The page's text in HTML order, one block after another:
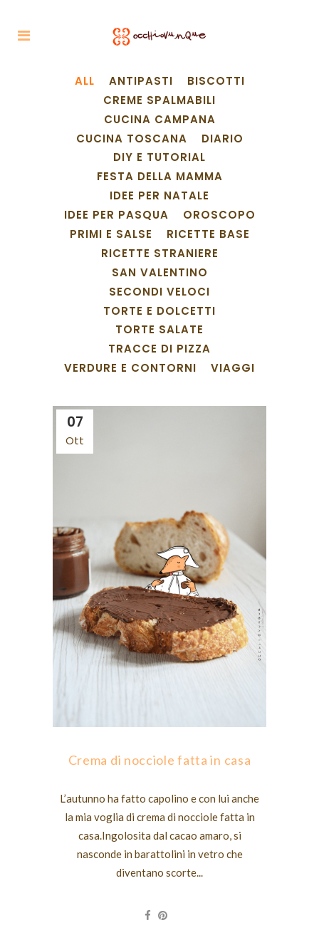
ALL ANTIPASTI
BISCOTTI
CREME SPALMABILI
CUCINA CAMPANA
CUCINA TOSCANA
DIARIO
DIY E TUTORIAL
FESTA DELLA MAMMA
IDEE PER NATALE
IDEE PER PASQUA
OROSCOPO
PRIMI E SALSE
RICETTE BASE
RICETTE STRANIERE
SAN VALENTINO
SECONDI VELOCI
TORTE E DOLCETTI
TORTE SALATE
TRACCE DI PIZZA
VERDURE E CONTORNI
VIAGGI
07
Ott
Crema di nocciole fatta in casa
L’autunno ha fatto capolino e con lui anche
la mia voglia di crema di nocciole fatta in
casa.Ingolosita dal cacao amaro, si
nasconde in barattolini in vetro che
diventano scorte...